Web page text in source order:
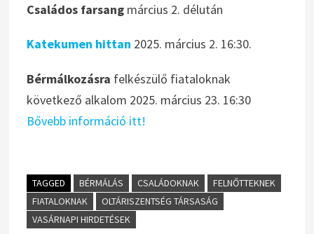
Családos farsangmárcius 2. délután
Katekumen hittan 2025. március 2. 16:30.
Bérmálkozásra felkészülő fiataloknak
következő alkalom 2025. március 23. 16:30
Bővebb információ itt!
TAGGED BÉRMÁLÁS CSALÁDOKNAK
FELNŐTTEKNEK
FIATALOKNAK
OLTÁRISZENTSÉG TÁRSASÁG
VASÁRNAPI HIRDETÉSEK